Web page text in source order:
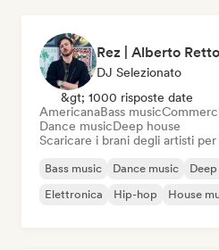
Rez | Alberto
DJ Selezionato
&gt; 1000 risposte date
AmericanaBass music
Dance musicDeep house
Scaricare i brani degli artisti
Bass music Dance music
Elettronica
Hip-hop House